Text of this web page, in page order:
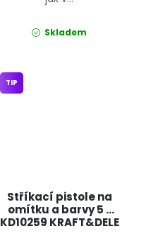
Skladem
Stříkací pistole na
omítku a barvy 5 L
KD10259 KRAFT&DELE
TIP